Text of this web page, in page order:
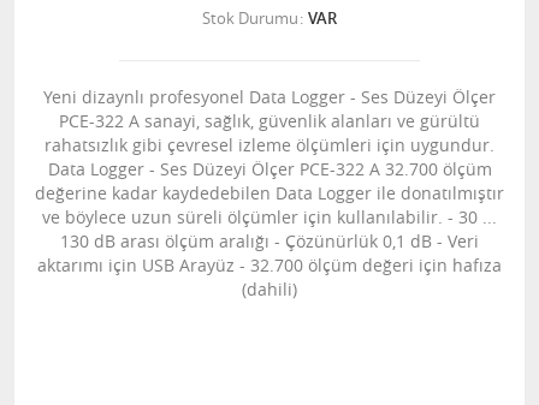
Stok Durumu VAR
Yeni dizaynlı profesyonel Data Logger - Ses Düzeyi Ölçer
PCE-322 A sanayi, sağlık, güvenlik alanları ve gürültü
rahatsızlık gibi çevresel izleme ölçümleri için uygundur.
Data Logger - Ses Düzeyi Ölçer PCE-322 A 32.700 ölçüm
değerine kadar kaydedebilen Data Logger ile donatılmıştır
ve böylece uzun süreli ölçümler için kullanılabilir. - 30 ...
130 dB arası ölçüm aralığı - Çözünürlük 0,1 dB - Veri
aktarımı için USB Arayüz - 32.700 ölçüm değeri için hafıza
(dahili)